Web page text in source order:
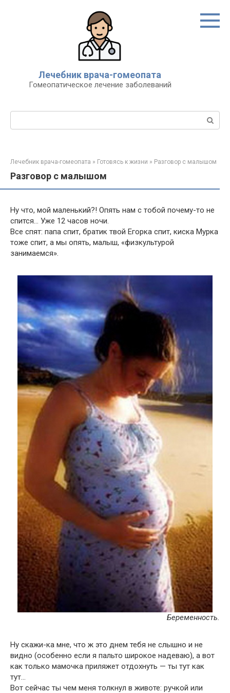
Лечебник врача-гомеопата
Гомеопатическое лечение заболеваний
Поиск:
Лечебник врача-гомеопата » Готовясь к жизни » Разговор с малышом
Разговор с малышом
Ну что, мой маленький?! Опять нам с тобой почему-то не
спится… Уже 12 часов ночи.
Все спят: папа спит, братик твой Егорка спит, киска Мурка
тоже спит, а мы опять, малыш, «физкультурой
занимаемся».
Беременность.
Ну скажи-ка мне, что ж это днем тебя не слышно и не
видно (особенно если я пальто широкое надеваю), а вот
как только мамочка приляжет отдохнуть — ты тут как
тут…
Вот сейчас ты чем меня толкнул в животе: ручкой или